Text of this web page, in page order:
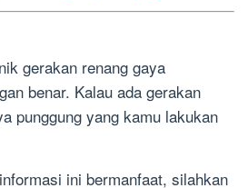
gerakan renang gaya
benar. Kalau ada gerakan
punggung yang kamu lakukan
ini bermanfaat, silahkan